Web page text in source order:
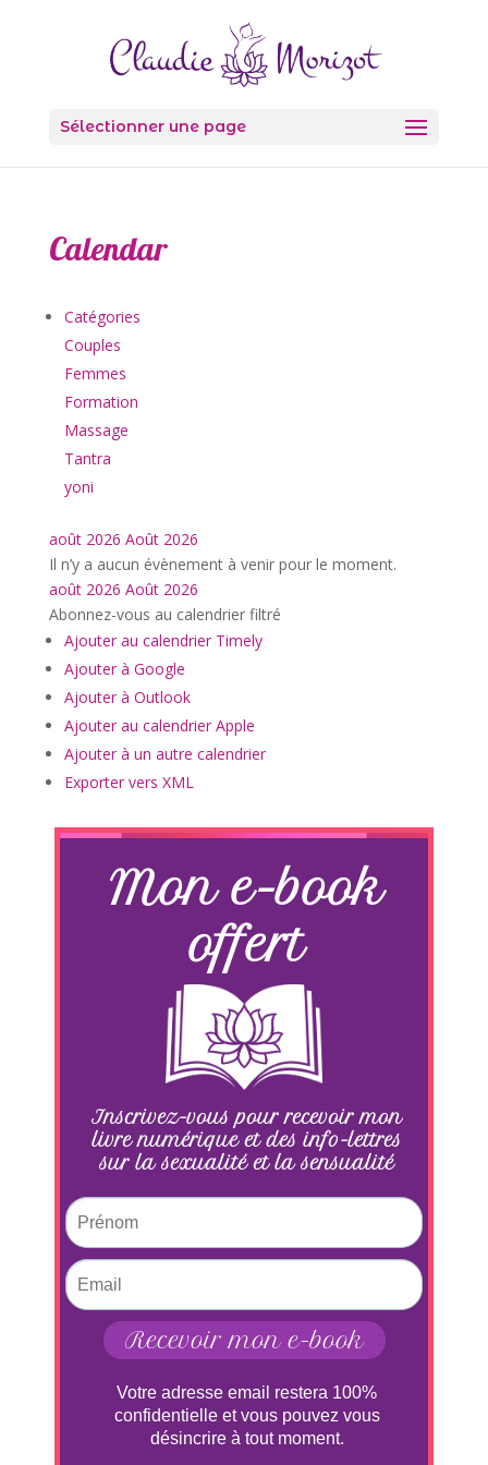
Sélectionner une page
Calendar
Catégories
Couples
Femmes
Formation
Massage
Tantra
yoni
août 2026 Août 2026
Il n’y a aucun évènement à venir pour le moment.
août 2026 Août 2026
Abonnez-vous au calendrier filtré
Ajouter au calendrier Timely
Ajouter à Google
Ajouter à Outlook
Ajouter au calendrier Apple
Ajouter à un autre calendrier
Exporter vers XML